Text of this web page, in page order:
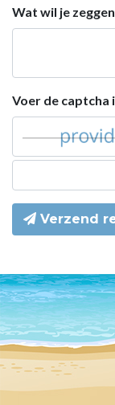
Wat wil je
Voer de captcha
Verzend